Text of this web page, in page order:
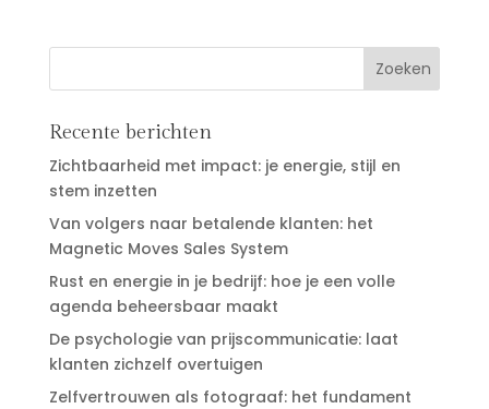
Recente berichten
Zichtbaarheid met impact: je energie, stijl en
stem inzetten
Van volgers naar betalende klanten: het
Magnetic Moves Sales System
Rust en energie in je bedrijf: hoe je een volle
agenda beheersbaar maakt
De psychologie van prijscommunicatie: laat
klanten zichzelf overtuigen
Zelfvertrouwen als fotograaf: het fundament